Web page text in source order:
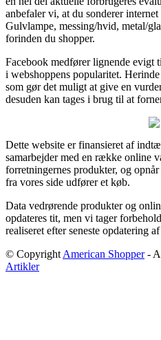
anbefaler vi, at du sonderer
Gulvlampe, messing/hvid, metal/
forinden du shopper.
Facebook medfører lignende evigt
i webshoppens popularitet.
som gør det muligt at give en
desuden kan tages i brug til at
Dette website er finansieret af
samarbejder med en række online
forretningernes produkter, og
fra vores side udfører et køb.
Data vedrørende produkter og
opdateres tit, men vi tager
realiseret efter seneste opdatering
© Copyright American Shopper-
Artikler